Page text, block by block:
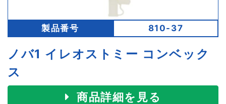
製品番号 810-37
ノバ1 イレオストミー コンベック
ス
商品詳細を見る